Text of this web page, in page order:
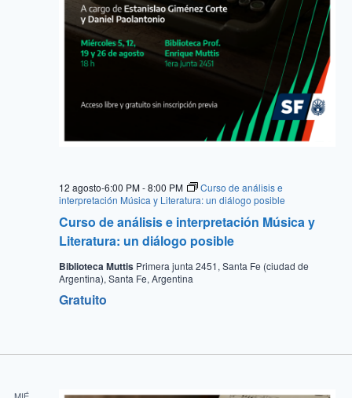
Curso de análisis e interpretación Música y
Literatura: un diálogo posible
12 agosto-6:00 PM-8:00 PM
Curso de análisis e
interpretación Música y Literatura: un diálogo posible
Biblioteca Muttis Primera junta 2451, Santa Fe (ciudad de
Argentina), Santa Fe, Argentina
Gratuito
MIÉ